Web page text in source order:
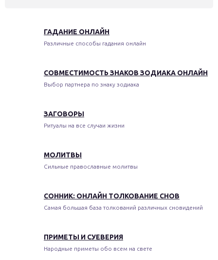
ГАДАНИЕ ОНЛАЙН
Различные способы гадания онлайн
СОВМЕСТИМОСТЬ ЗНАКОВ ЗОДИАКА ОНЛАЙН
Выбор партнера по знаку зодиака
ЗАГОВОРЫ
Ритуалы на все случаи жизни
МОЛИТВЫ
Сильные православные молитвы
СОННИК: ОНЛАЙН ТОЛКОВАНИЕ СНОВ
Самая большая база толкований различных сновидений
ПРИМЕТЫ И СУЕВЕРИЯ
Народные приметы обо всем на свете